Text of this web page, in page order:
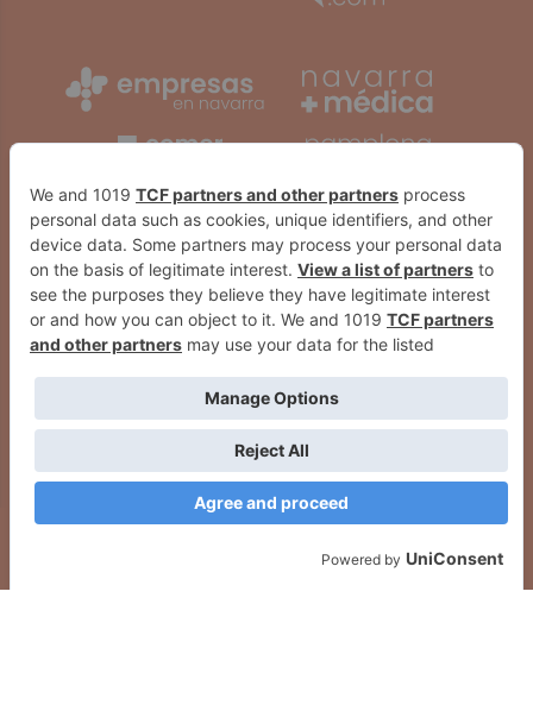
Éxito en la apertura de la primera
Centro Médico Lezkairu apuesta
potenciar la belleza natural en